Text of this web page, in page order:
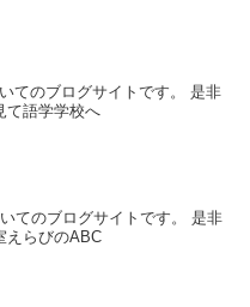
てのブログサイトです。 是非
て語学学校へ
てのブログサイトです。 是非
えらびのABC